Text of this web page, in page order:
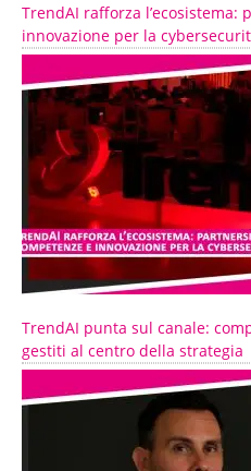
TrendAI rafforza l’ecosistema:
innovazione per la
TrendAI punta sul canale:
gestiti al centro della strategia